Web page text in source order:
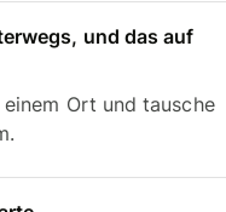
und das auf
Ort und tausche